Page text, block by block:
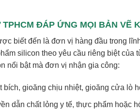
ĐÁP ỨNG MỌI BẢN VẼ
biết đến là đơn vị hàng đầu trong
silicon theo yêu cầu riêng biệt của
nổi bật mà đơn vị nhận gia công:
bích, gioăng chịu nhiệt, gioăng cửa lò
dẫn chất lỏng y tế, thực phẩm hoặc